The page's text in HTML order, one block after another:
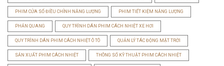
PHIM CỬA SỔ ĐIỀU CHỈNH NĂNG LƯỢNG PHIM TIẾT KIỆM NĂNG LƯỢNG
PHẢN QUANG QUY TRÌNH DÁN PHIM CÁCH NHIỆT XE HƠI
QUY TRÌNH DÁN PHIM CÁCH NHIỆT Ô TÔ QUẢN LÝ TÁC ĐỘNG MẶT TRỜI
SẢN XUẤT PHIM CÁCH NHIỆT THÔNG SỐ KỸ THUẬT PHIM CÁCH NHIỆT